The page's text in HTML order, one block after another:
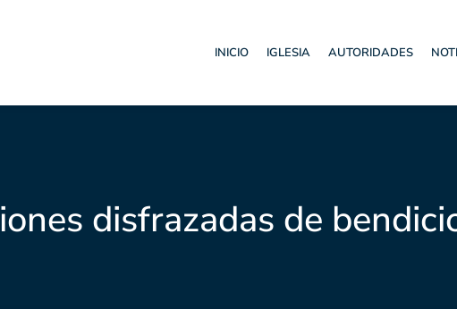
INICIO IGLESIA AUTORIDADES
disfrazadas de